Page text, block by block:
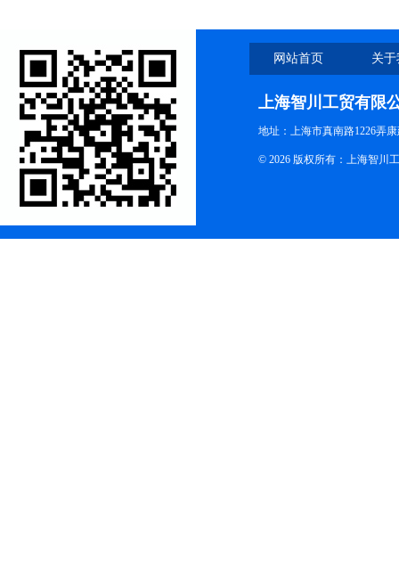
网站首页 关
上海智川工贸有限
地址：上海市真南路1226弄
© 2026 版权所有：上海智川